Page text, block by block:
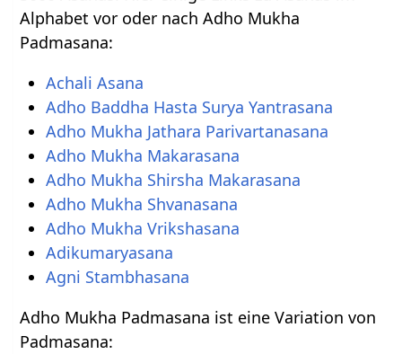
Alphabet vor oder nach Adho Mukha
Padmasana:
Achali Asana
Adho Baddha Hasta Surya Yantrasana
Adho Mukha Jathara Parivartanasana
Adho Mukha Makarasana
Adho Mukha Shirsha Makarasana
Adho Mukha Shvanasana
Adho Mukha Vrikshasana
Adikumaryasana
Agni Stambhasana
Adho Mukha Padmasana ist eine Variation von
Padmasana: